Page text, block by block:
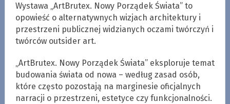
Wystawa „ArtBrutex. Nowy Porządek Świata” to
opowieść o alternatywnych wizjach architektury i
przestrzeni publicznej widzianych oczami twórczyń i
twórców outsider art.
„ArtBrutex. Nowy Porządek Świata” eksploruje temat
budowania świata od nowa – według zasad osób,
które często pozostają na marginesie oficjalnych
narracji o przestrzeni, estetyce czy funkcjonalności.